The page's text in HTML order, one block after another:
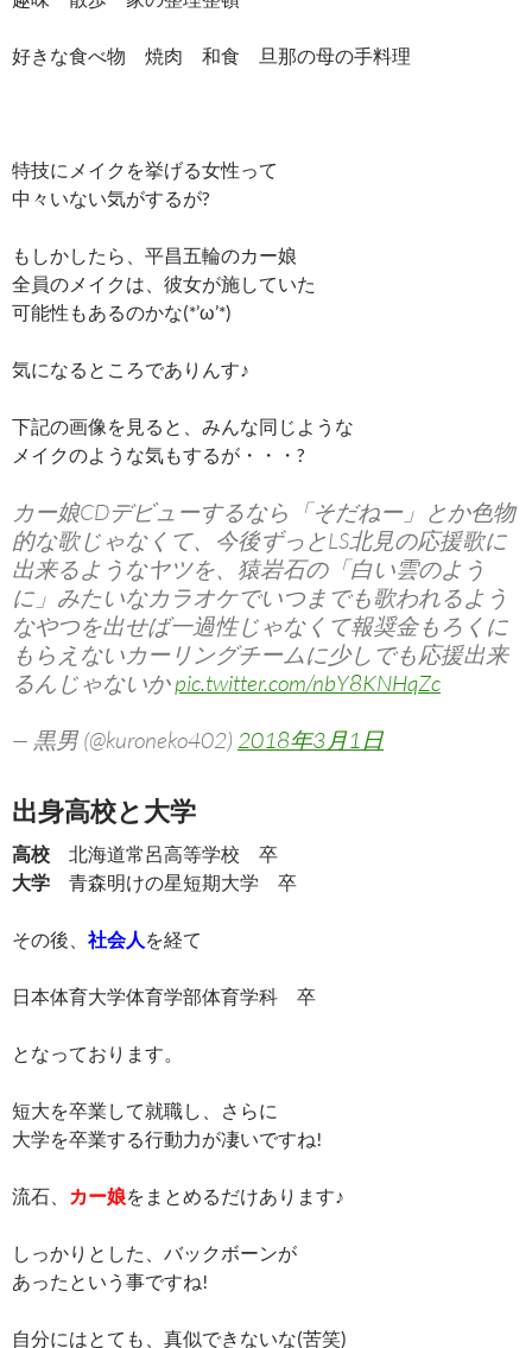
好きな食べ物 焼肉 和食 旦那の母の手料理
特技にメイクを挙げる女性って
中々いない気がするが?
もしかしたら、平昌五輪のカー娘
全員のメイクは、彼女が施していた
可能性もあるのかな(*’ω’*)
気になるところでありんす♪
下記の画像を見ると、みんな同じような
メイクのような気もするが・・・?
カー娘CDデビューするなら「そだねー」とか色物
的な歌じゃなくて、今後ずっとLS北見の応援歌に
出来るようなヤツを、猿岩石の「白い雲のよう
に」みたいなカラオケでいつまでも歌われるよう
なやつを出せば一過性じゃなくて報奨金もろくに
もらえないカーリングチームに少しでも応援出来
るんじゃないかpic.twitter.com/nbY8KNHqZc
— 黒男 (@kuroneko402) 2018年3月1日
出身高校と大学
高校 北海道常呂高等学校 卒
大学 青森明けの星短期大学 卒
その後、 社会人 を経て
日本体育大学体育学部体育学科 卒
となっております。
短大を卒業して就職し、さらに
大学を卒業する行動力が凄いですね!
流石、 カー娘をまとめるだけあります♪
しっかりとした、バックボーンが
あったという事ですね!
自分にはとても、真似できないな(苦笑)